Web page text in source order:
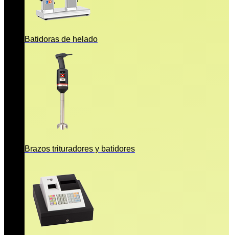
Batidoras de helado
Brazos trituradores y batidores